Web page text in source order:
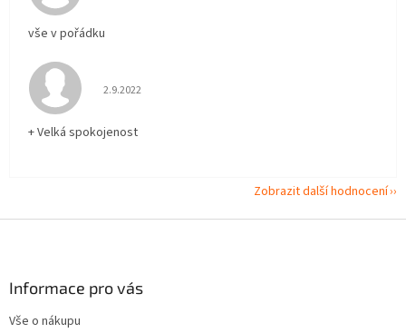
vše v pořádku
Hodnocení obchodu je 5 z 5 hvězdiček.
2.9.2022
+ Velká spokojenost
Zobrazit další hodnocení
Informace pro vás
Vše o nákupu